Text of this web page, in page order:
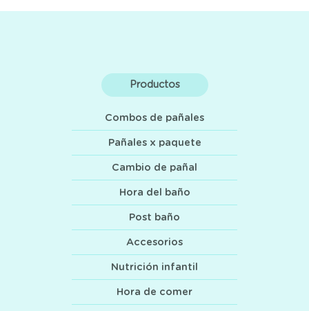
Productos
Combos de pañales
Pañales x paquete
Cambio de pañal
Hora del baño
Post baño
Accesorios
Nutrición infantil
Hora de comer